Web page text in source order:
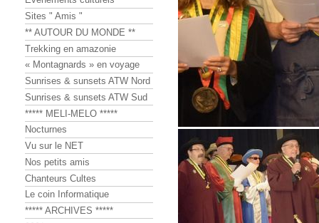
Sites " Amis "
** AUTOUR DU MONDE **
Trekking en amazonie
« Montagnards » en voyage
Sunrises & sunsets ATW Nord
Sunrises & sunsets ATW Sud
***** MELI-MELO *****
Nocturnes
Vu sur le NET
Nos petits amis
Chanteurs Cultes
Le coin Informatique
***** ARCHIVES *****